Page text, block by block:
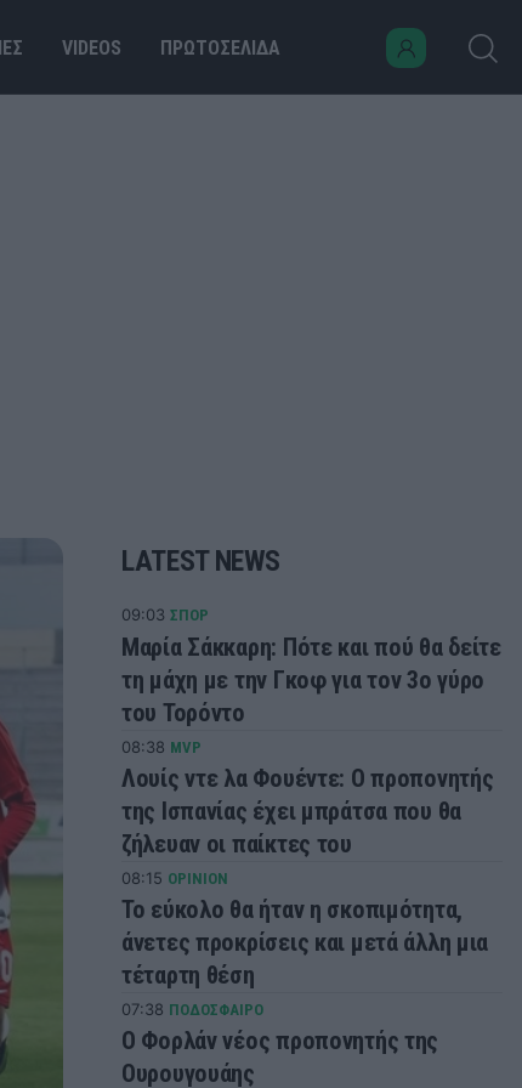
VIDEOS ΠΡΩΤΟΣΕΛΙΔΑ
LATEST NEWS
09:03 ΣΠΟΡ
Μαρία Σάκκαρη: Πότε και πού θα δείτε
τη μάχη με την Γκοφ για τον 3ο γύρο
του Τορόντο
08:38 MVP
Λουίς ντε λα Φουέντε: Ο προπονητής
της Ισπανίας έχει μπράτσα που θα
ζήλευαν οι παίκτες του
08:15 OPINION
Το εύκολο θα ήταν η σκοπιμότητα,
άνετες προκρίσεις και μετά άλλη μια
τέταρτη θέση
07:38 ΠΟΔΟΣΦΑΙΡΟ
Ο Φορλάν νέος προπονητής της
Ουρουγουάης